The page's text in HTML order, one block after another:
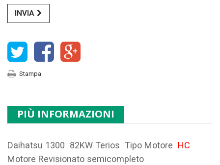
INVIA
Stampa
PIÙ INFORMAZIONI
Daihatsu 1300 82KW Terios Tipo Motore HC
Motore Revisionato semicompleto